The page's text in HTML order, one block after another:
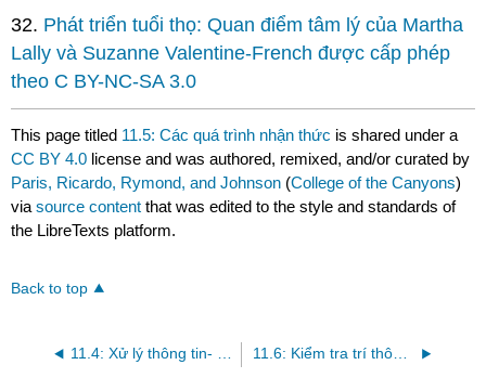
32. Phát triển tuổi thọ: Quan điểm tâm lý của Martha
Lally và Suzanne Valentine-French được cấp phép
theo C BY-NC-SA 3.0
This page titled 11.5: Các quá trình nhận thức is shared under a
CC BY 4.0 license and was authored, remixed, and/or curated by
Paris, Ricardo, Rymond, and Johnson (College of the Canyons)
viasource content that was edited to the style and standards of
the LibreTexts platform.
Back to top
11.4: Xử lý thông tin- Học tập, Trí nhớ và Giải quyết vấn đề 11.6: Kiểm tra trí thông minh - Cái gì, Tại sao và Ai